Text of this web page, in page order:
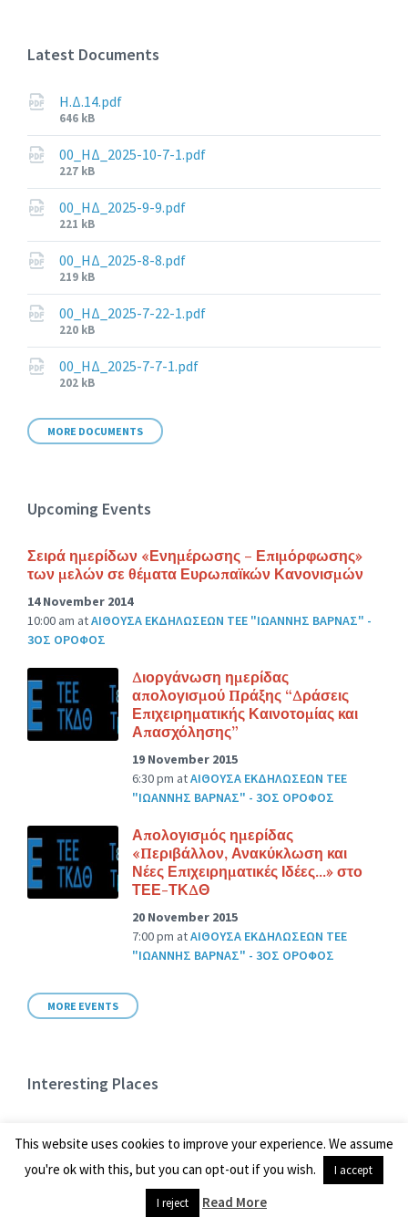
Latest Documents
Η.Δ.14.pdf
File
size:
646 kB
00_ΗΔ_2025-10-7-1.pdf
File
size:
227 kB
00_ΗΔ_2025-9-9.pdf
File
size:
221 kB
00_ΗΔ_2025-8-8.pdf
File
size:
219 kB
00_ΗΔ_2025-7-22-1.pdf
File
size:
220 kB
00_ΗΔ_2025-7-7-1.pdf
File
202 kB
MORE DOCUMENTS
Upcoming Events
Σειρά ημερίδων «Ενημέρωσης – Επιμόρφωσης»
των μελών σε θέματα Ευρωπαϊκών Κανονισμών
14 November 2014
10:00 am atΑΙΘΟΥΣΑ ΕΚΔΗΛΩΣΕΩΝ ΤΕΕ "ΙΩΑΝΝΗΣ ΒΑΡΝΑΣ" -
3ΟΣ ΟΡΟΦΟΣ
Διοργάνωση ημερίδας
απολογισμού Πράξης “Δράσεις
Επιχειρηματικής Καινοτομίας και
Απασχόλησης”
19 November 2015
6:30 pm atΑΙΘΟΥΣΑ ΕΚΔΗΛΩΣΕΩΝ ΤΕΕ
"ΙΩΑΝΝΗΣ ΒΑΡΝΑΣ" - 3ΟΣ ΟΡΟΦΟΣ
Απολογισμός ημερίδας
«Περιβάλλον, Ανακύκλωση και
Νέες Επιχειρηματικές Ιδέες…» στο
ΤΕΕ-ΤΚΔΘ
20 November 2015
7:00 pm atΑΙΘΟΥΣΑ ΕΚΔΗΛΩΣΕΩΝ ΤΕΕ
"ΙΩΑΝΝΗΣ ΒΑΡΝΑΣ" - 3ΟΣ ΟΡΟΦΟΣ
MORE EVENTS
Interesting Places
This website uses cookies to improve your experience. We assume
you're ok with this, but you can opt-out if you wish.
I accept
I reject Read More